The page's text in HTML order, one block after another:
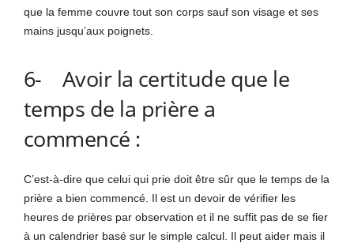
que la femme couvre tout son corps sauf son visage et ses
mains jusqu’aux poignets.
6- Avoir la certitude que le
temps de la prière a
commencé :
C’est-à-dire que celui qui prie doit être sûr que le temps de la
prière a bien commencé. Il est un devoir de vérifier les
heures de prières par observation et il ne suffit pas de se fier
à un calendrier basé sur le simple calcul. Il peut aider mais il